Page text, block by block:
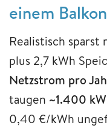
einem
Realistisch sparst
plus 2,7 kWh
Netzstrom pro
taugen ~1.400
0,40 €/kWh